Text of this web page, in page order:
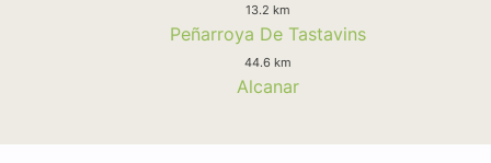
13.2 km
Peñarroya De Tastavins
44.6 km
Alcanar